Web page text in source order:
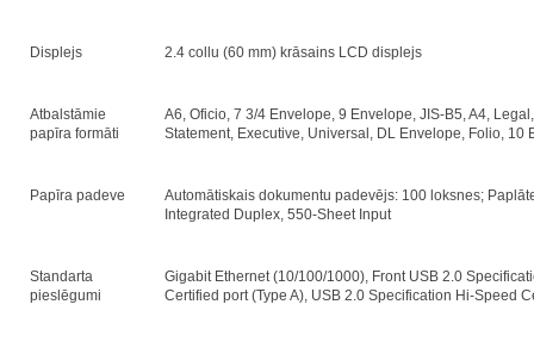
Displejs 2.4 collu (60 mm) krāsains LCD displejs
Atbalstāmie
papīra formāti
A6, Oficio, 7 3/4 Envelope, 9 Envelope, JIS-B5, A4,
Statement, Executive, Universal, DL Envelope, Folio, 10
Papīra padeve
Automātiskais dokumentu padevējs: 100 loksnes;
Integrated Duplex, 550-Sheet Input
Standarta
pieslēgumi
Gigabit Ethernet (10/100/1000), Front USB 2.0
Certified port (Type A), USB 2.0 Specification Hi-Speed